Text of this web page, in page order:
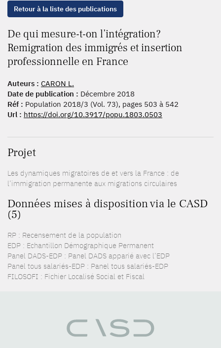
Retour à la liste des publications
De qui mesure-t-on l’intégration?
Remigration des immigrés et insertion
professionnelle en France
Auteurs : CARON L.
Date de publication : Décembre 2018
Réf : Population 2018/3 (Vol. 73), pages 503 à 542
Url : https://doi.org/10.3917/popu.1803.0503
Projet
Les dynamiques migratoires de et vers la France : de
l’immigration permanente aux migrations circulaires
Données mises à disposition via le CASD
(5)
RP : Recensement de la population
EDP : Echantillon Démographique Permanent
Panel DADS-EDP : Panel DADS apparié avec l’EDP
Panel tous salariés-EDP : Panel tous salariés-EDP
FILOSOFI : Fichier Localisé Social et Fiscal